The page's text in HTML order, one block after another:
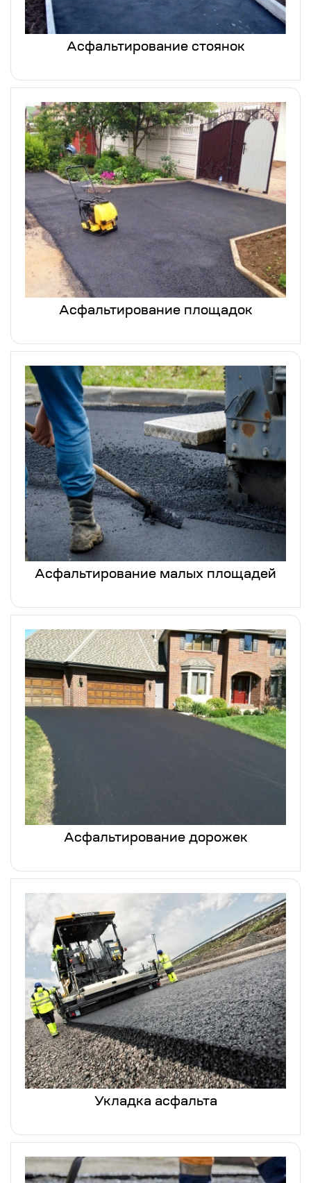
Асфальтирование стоянок
Асфальтирование площадок
Асфальтирование малых площадей
Асфальтирование дорожек
Укладка асфальта